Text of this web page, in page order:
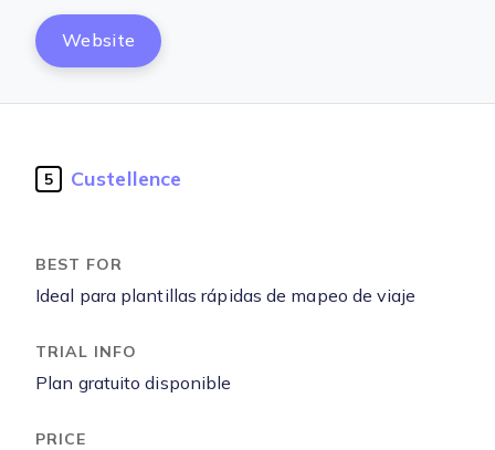
Website
5 Custellence
Ideal para plantillas rápidas de mapeo de viaje
Plan gratuito disponible